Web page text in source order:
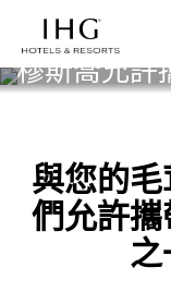
穆斯喬允許
與您的
們允許攜
之